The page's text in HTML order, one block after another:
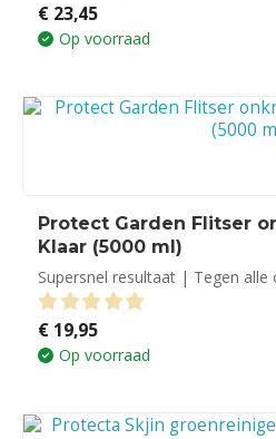
0 out of 5
€ 23,45
Op voorraad
Protect Garden Flitser
Klaar (5000 ml)
Supersnel resultaat | Tegen alle
0 out of 5
€ 19,95
Op voorraad